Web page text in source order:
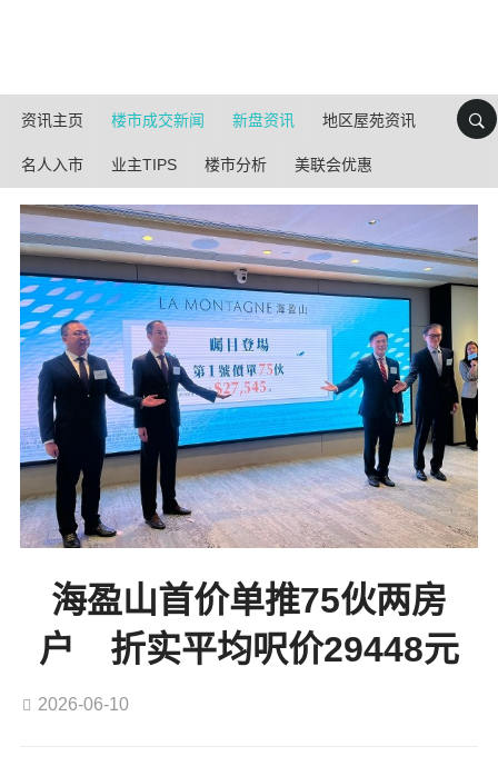
资讯主页 楼市成交新闻 新盘资讯 地区屋苑资讯
名人入市 业主TIPS 楼市分析 美联会优惠
海盈山首价单推75伙两房
户 折实平均呎价29448元
2026-06-10